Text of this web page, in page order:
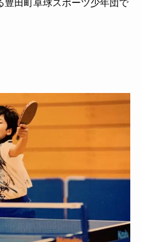
豊田町卓球スポーツ少年団で